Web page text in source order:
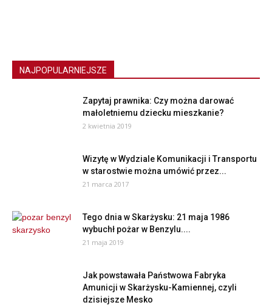
NAJPOPULARNIEJSZE
Zapytaj prawnika: Czy można darować
małoletniemu dziecku mieszkanie?
2 kwietnia 2019
Wizytę w Wydziale Komunikacji i Transportu
w starostwie można umówić przez...
21 marca 2017
Tego dnia w Skarżysku: 21 maja 1986
wybuchł pożar w Benzylu....
21 maja 2019
Jak powstawała Państwowa Fabryka
Amunicji w Skarżysku-Kamiennej, czyli
dzisiejsze Mesko